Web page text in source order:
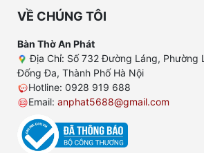
VỀ CHÚNG TÔI
Bàn Thờ An Phát
Địa Chỉ: Số 732 Đường Láng, Phường
Đống Đa, Thành Phố Hà Nội
Hotline: 0928 919 688
Email: anphat5688@gmail.com